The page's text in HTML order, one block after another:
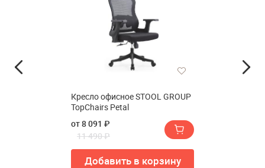
Кресло офисное STOOL GROUP
TopChairs Petal
от 8 091 ₽
11 490 ₽
Добавить в корзину